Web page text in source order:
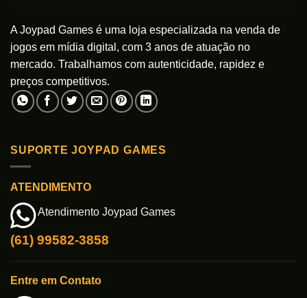
A Joypad Games é uma loja especializada na venda de
jogos em mídia digital, com 3 anos de atuação no
mercado. Trabalhamos com autenticidade, rapidez e
preços competitivos.
SUPORTE JOYPAD GAMES
ATENDIMENTO
Atendimento Joypad Games
(61) 99582-3858
Entre em Contato